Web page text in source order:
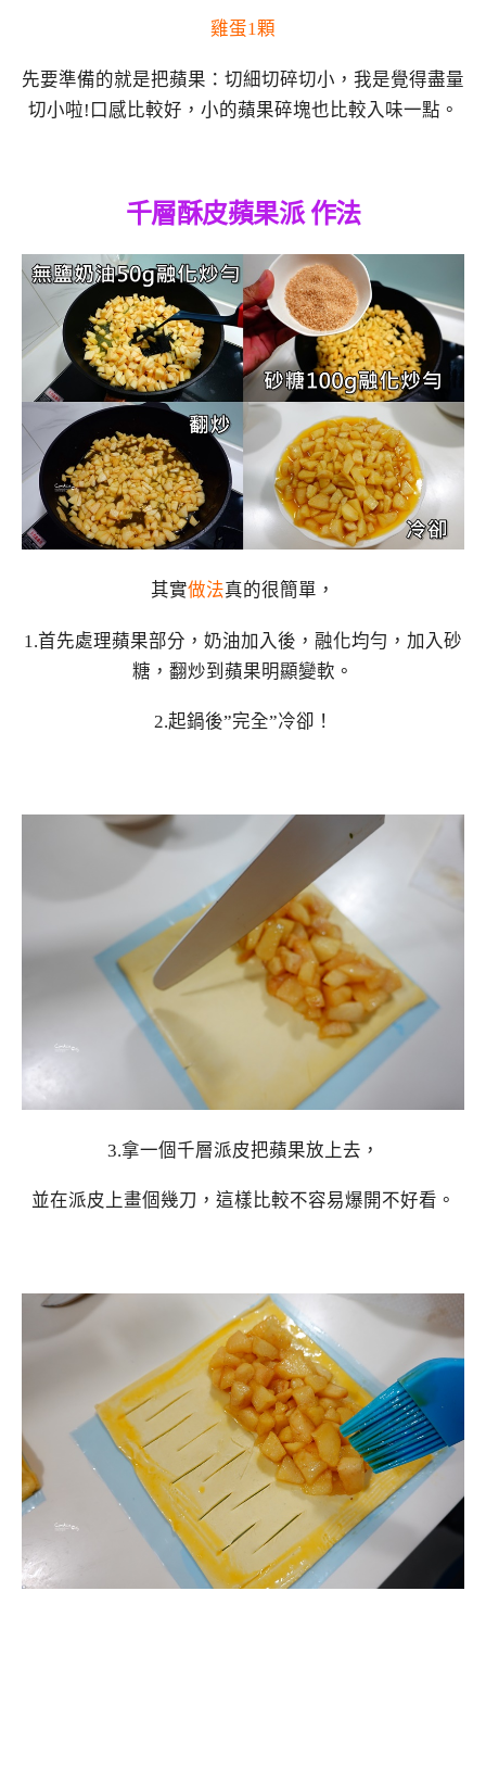
雞蛋1顆
先要準備的就是把蘋果：切細切碎切小，我是覺得盡量
切小啦!口感比較好，小的蘋果碎塊也比較入味一點。
千層酥皮蘋果派 作法
其實做法真的很簡單，
1.首先處理蘋果部分，奶油加入後，融化均勻，加入砂
糖，翻炒到蘋果明顯變軟。
2.起鍋後”完全”冷卻！
3.拿一個千層派皮把蘋果放上去，
並在派皮上畫個幾刀，這樣比較不容易爆開不好看。